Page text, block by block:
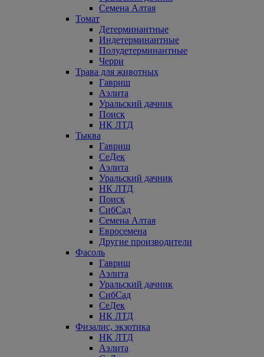
Семена Алтая
Томат
Детерминантные
Индетерминантные
Полудетерминантные
Черри
Трава для животных
Гавриш
Аэлита
Уральский дачник
Поиск
НК ЛТД
Тыква
Гавриш
СеДек
Аэлита
Уральский дачник
НК ЛТД
Поиск
СибСад
Семена Алтая
Евросемена
Другие производители
Фасоль
Гавриш
Аэлита
Уральский дачник
СибСад
СеДек
НК ЛТД
Физалис, экзотика
НК ЛТД
Аэлита